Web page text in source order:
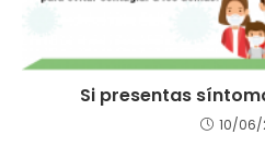
Si presentas
10/06/